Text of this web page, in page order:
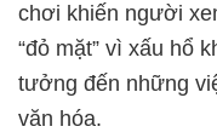
chơi khiến người
“đỏ mặt” vì xấu hổ
tưởng đến những
văn hóa.